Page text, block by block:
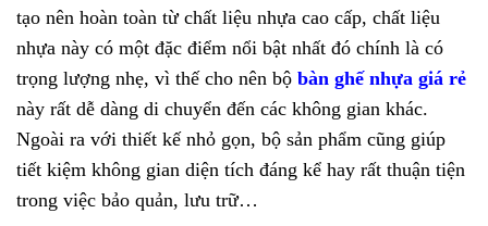
tạo nên hoàn toàn từ chất liệu nhựa cao cấp, chất liệu
nhựa này có một đặc điểm nổi bật nhất đó chính là có
trọng lượng nhẹ, vì thế cho nên bộ bàn ghế nhựa giá rẻ
này rất dễ dàng di chuyển đến các không gian khác.
Ngoài ra với thiết kế nhỏ gọn, bộ sản phẩm cũng giúp
tiết kiệm không gian diện tích đáng kể hay rất thuận tiện
trong việc bảo quản, lưu trữ…